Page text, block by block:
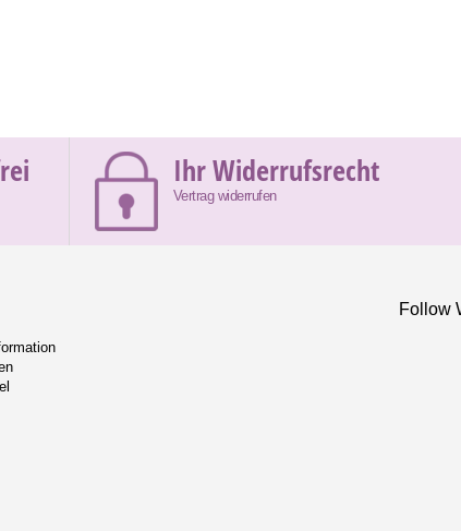
Ihr Widerrufsrecht
Vertrag widerrufen
Follow